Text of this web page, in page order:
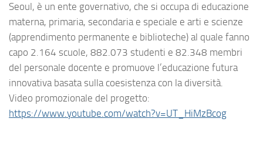
Seoul, è un ente governativo, che si occupa di educazione
materna, primaria, secondaria e speciale e arti e scienze
(apprendimento permanente e biblioteche) al quale fanno
capo 2.164 scuole, 882.073 studenti e 82.348 membri
del personale docente e promuove l’educazione futura
innovativa basata sulla coesistenza con la diversità.
Video promozionale del progetto:
https://www.youtube.com/watch?v=UT_HiMzBcog